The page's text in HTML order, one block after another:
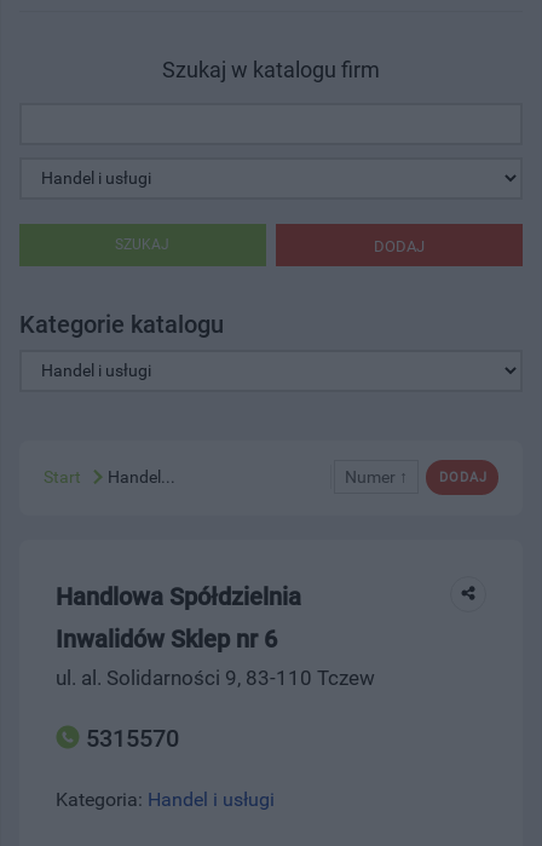
Szukaj w katalogu firm
DODAJ
SZUKAJ
Kategorie katalogu
DODAJ
Numer ↑
Start Handel...
Handlowa Spółdzielnia
Inwalidów Sklep nr 6
ul. al. Solidarności 9, 83-110 Tczew
5315570
Kategoria: Handel i usługi